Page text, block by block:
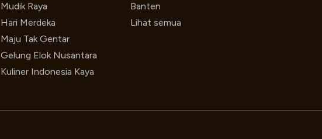
Mudik Raya
Hari Merdeka
Maju Tak Gentar
Gelung Elok Nusantara
Kuliner Indonesia Kaya
Banten
Lihat semua